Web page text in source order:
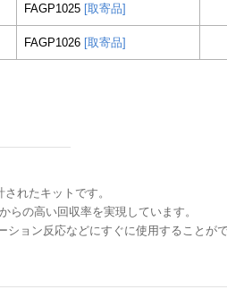
FAGP1025[取寄品]
FAGP1026[取寄品]
れたキットです。
らの高い回収率を実現しています。
ョン反応などにすぐに使用することがで